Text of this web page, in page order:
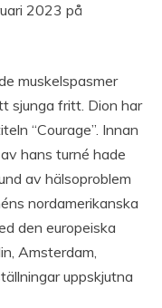
2023 på
muskelspasmer
sjunga fritt. Dion har
“Courage”. Innan
hans turné hade
av hälsoproblem
nordamerikanska
den europeiska
Amsterdam,
uppskjutna